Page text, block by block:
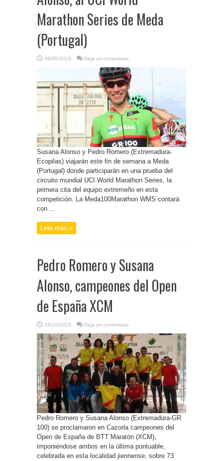
Marathon Series de Meda
(Portugal)
06/05/2016 Deja un comentario
Susana Alonso y Pedro Romero (Extremadura-
Ecopilas) viajarán este fin de semana a Meda
(Portugal) donde participarán en una prueba del
circuito mundial UCI World Marathon Series, la
primera cita del equipo extremeño en esta
competición. La Meda100Marathon WMS contará
con ...
Leer más »
Pedro Romero y Susana
Alonso, campeones del Open
de España XCM
19/10/2015 Deja un comentario
Pedro Romero y Susana Alonso (Extremadura-GR
100) se proclamaron en Cazorla campeones del
Open de España de BTT Maratón (XCM),
imponiéndose ambos en la última puntuable,
celebrada en esta localidad jiennense, sobre 73